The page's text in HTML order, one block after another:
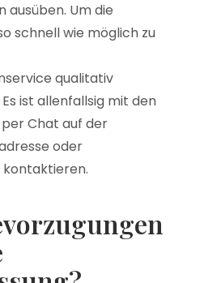
Um die
schnell wie möglich zu
qualitativ
ist allenfallsig mit den
Chat auf der
oder